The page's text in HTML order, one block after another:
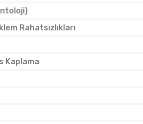
Rahatsızlıkları
Kaplama